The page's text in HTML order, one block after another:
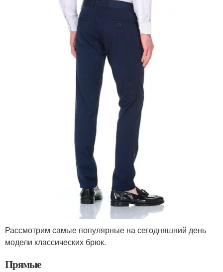
Рассмотрим самые популярные на сегодняшний день
модели классических брюк.
Прямые